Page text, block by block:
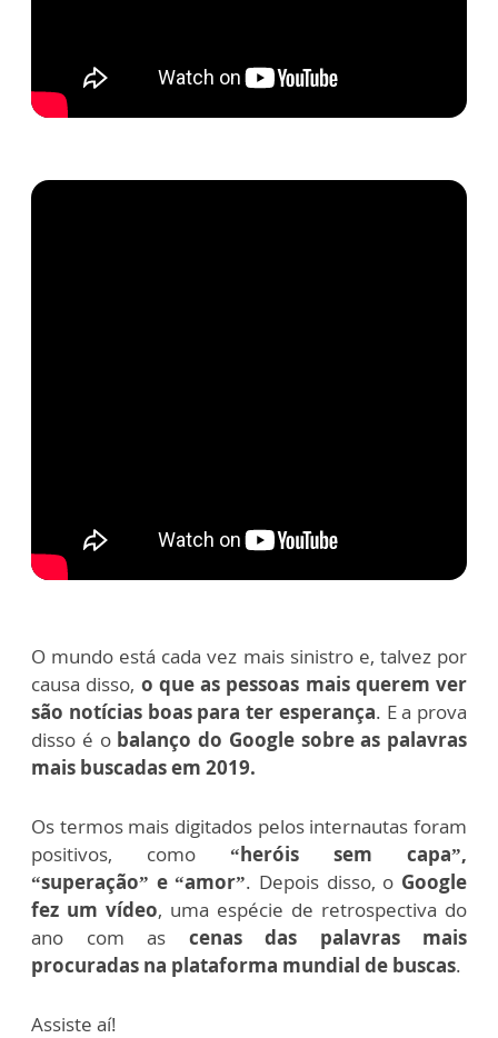
O mundo está cada vez mais sinistro e, talvez por
causa disso, o que as pessoas mais querem ver
são notícias boas para ter esperança. E a prova
disso é obalanço do Google sobre as palavras
mais buscadas em 2019.
Os termos mais digitados pelos internautas foram
positivos, como “heróis sem capa”,
“superação” e “amor”. Depois disso, o Google
fez um vídeo, uma espécie de retrospectiva do
ano com as cenas das palavras mais
procuradas na plataforma mundial de buscas.
Assiste aí!